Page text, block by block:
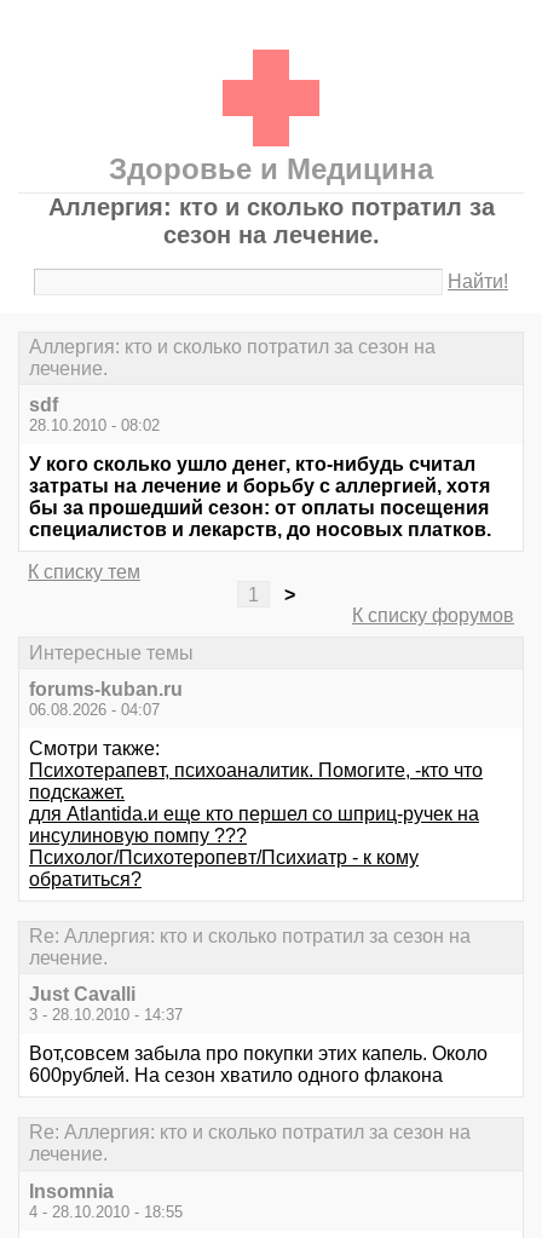
Здоровье и Медицина
Аллергия: кто и сколько потратил за
сезон на лечение.
Найти!
Аллергия: кто и сколько потратил за сезон на
лечение.
sdf
28.10.2010 - 08:02
У кого сколько ушло денег, кто-нибудь считал
затраты на лечение и борьбу с аллергией, хотя
бы за прошедший сезон: от оплаты посещения
специалистов и лекарств, до носовых платков.
К списку тем
1
>
К списку форумов
Интересные темы
forums-kuban.ru
06.08.2026 - 04:07
Смотри также:
Психотерапевт, психоаналитик. Помогите, -кто что
подскажет.
для Atlantida.и еще кто першел со шприц-ручек на
инсулиновую помпу ???
Психолог/Психотеропевт/Психиатр - к кому
обратиться?
Re: Аллергия: кто и сколько потратил за сезон на
лечение.
Just Cavalli
3 - 28.10.2010 - 14:37
Вот,совсем забыла про покупки этих капель. Около
600рублей. На сезон хватило одного флакона
Re: Аллергия: кто и сколько потратил за сезон на
лечение.
Insomnia
4 - 28.10.2010 - 18:55